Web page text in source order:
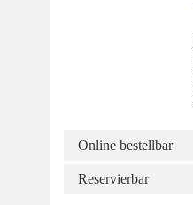
Online bestellbar
Reservierbar